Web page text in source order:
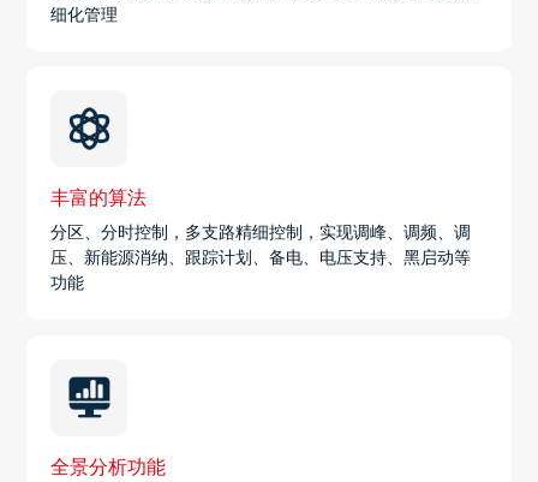
细化管理
丰富的算法
分区、分时控制，多支路精细控制，实现调峰、调频、调
压、新能源消纳、跟踪计划、备电、电压支持、黑启动等
功能
全景分析功能